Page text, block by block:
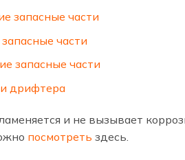
запасные части
части
запасные части
дрифтера
и не вызывает
посмотреть здесь.